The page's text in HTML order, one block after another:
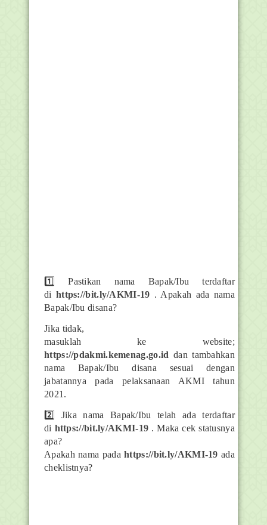
1️⃣ Pastikan nama Bapak/Ibu terdaftar
di https://bit.ly/AKMI-19 . Apakah ada nama
Bapak/Ibu disana?
Jika tidak,
masuklah ke website;
https://pdakmi.kemenag.go.id dan tambahkan
nama Bapak/Ibu disana sesuai dengan
jabatannya pada pelaksanaan AKMI tahun
2021.
2️⃣ Jika nama Bapak/Ibu telah ada terdaftar
di https://bit.ly/AKMI-19 . Maka cek statusnya
apa?
Apakah nama padahttps://bit.ly/AKMI-19 ada
cheklistnya?